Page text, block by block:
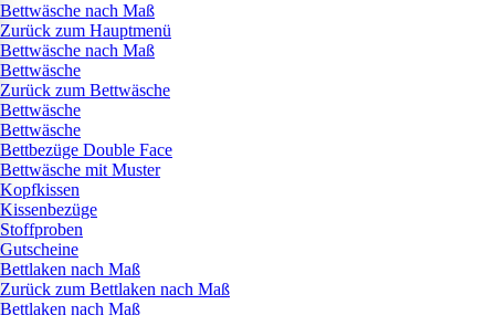
Bettwäsche nach Maß
Zurück zum Hauptmenü
Bettwäsche nach Maß
Bettwäsche
Zurück zum Bettwäsche
Bettwäsche
Bettwäsche
Bettbezüge Double Face
Bettwäsche mit Muster
Kopfkissen
Kissenbezüge
Stoffproben
Gutscheine
Bettlaken nach Maß
Zurück zum Bettlaken nach Maß
Bettlaken nach Maß